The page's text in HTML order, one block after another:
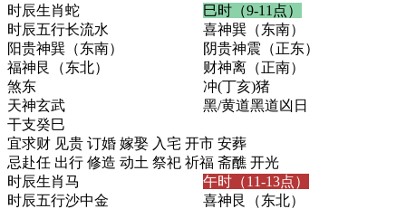
巳时（9-11点）
时辰生肖蛇
时辰五行长流水 喜神巽（东南）
阳贵神巽（东南） 阴贵神震（正东）
福神 艮（东北） 财神离（正南）
煞东 冲(丁亥)猪
天神玄武 黑/黄道黑道凶日
干支癸巳
宜求财 见贵 订婚 嫁娶 入宅 开市 安葬
忌赴任 出行 修造 动土 祭祀 祈福 斋醮 开光
午时（11-13点）
时辰生肖马
时辰五行沙中金 喜神 艮（东北）